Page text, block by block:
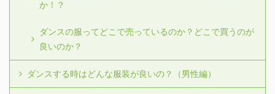
か！？
ダンスの服ってどこで売っているのか？どこで買うのが
良いのか？
ダンスする時はどんな服装が良いの？（男性編）